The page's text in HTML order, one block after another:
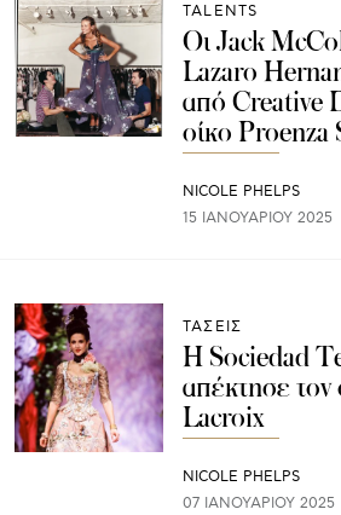
TALENTS
Οι Jack
Lazaro
από Creative
οίκο Proenza
NICOLE PHELPS
15 ΙΑΝΟΥΑΡΊΟΥ 2025
ΤΑΣΕΙΣ
Η Sociedad
απέκτησε
Lacroix
NICOLE PHELPS
07 ΙΑΝΟΥΑΡΊΟΥ 2025